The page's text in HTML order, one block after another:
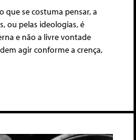
que se costuma pensar, a
ou pelas ideologias, é
e não a livre vontade
agir conforme a crença,